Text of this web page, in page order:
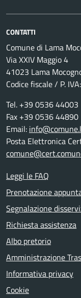
CONTATTI
Comune di Lama
Via XXIV Maggio 4
41023 Lama
Codice fiscale / P.
Tel. +39 0536 44003
Fax +39 0536 44890
Email:
Posta Elettronica
Leggi le FAQ
Prenotazione
Segnalazione
Richiesta assistenza
Albo pretorio
Amministrazione
Informativa privacy
Cookie